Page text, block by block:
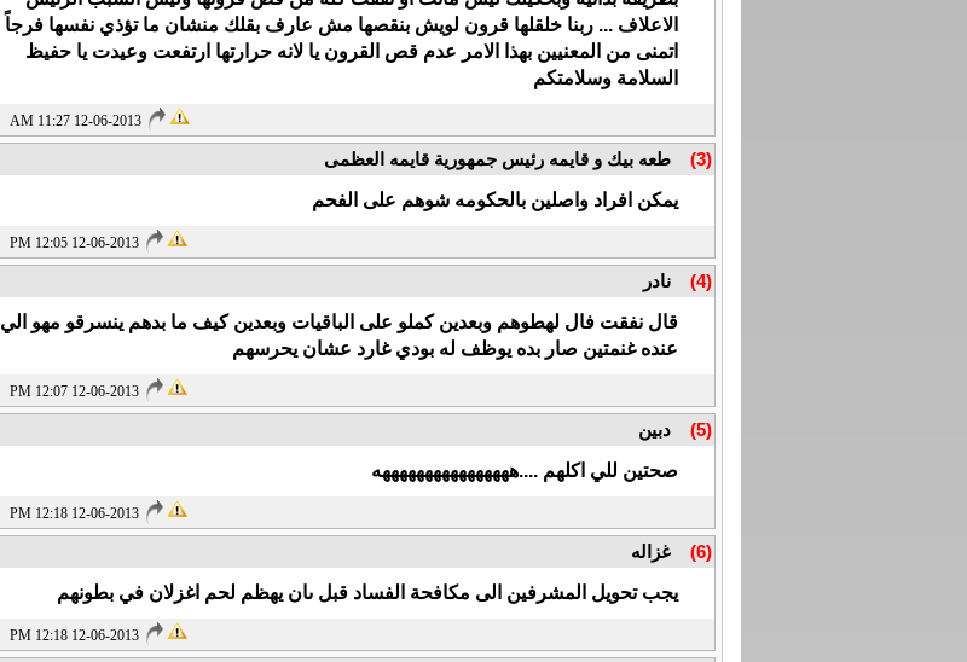
الاعلاف ... ربنا خلقلها قرون لويش بنقصها مش عارف بقلك منشان ما تؤذي نفسها فرجاً
اتمنى من المعنيين بهذا الامر عدم قص القرون يا لانه حرارتها ارتفعت وعيدت يا حفيظ
السلامة وسلامتكم
12-06-2013 11:27 AM
(3)
طعه بيك و قايمه رئيس جمهورية قايمه العظمى
يمكن افراد واصلين بالحكومه شوهم على الفحم
12-06-2013 12:05 PM
(4)
نادر
قال نفقت فال لهطوهم وبعدين كملو على الباقيات وبعدين كيف ما بدهم ينسرقو مهو الي
عنده غنمتين صار بده يوظف له بودي غارد عشان يحرسهم
12-06-2013 12:07 PM
(5)
دبين
صحتين للي اكلهم ....ههههههههههههههههه
12-06-2013 12:18 PM
(6)
غزاله
يجب تحويل المشرفين الى مكافحة الفساد قبل ىان يهظم لحم اغزلان في بطونهم
12-06-2013 12:18 PM